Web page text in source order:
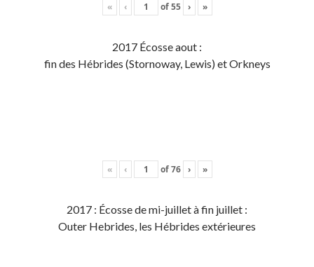
« ‹ of55 › »
2017 Écosse aout :
fin des Hébrides (Stornoway, Lewis) et Orkneys
« ‹ of76 › »
2017 : Écosse de mi-juillet à fin juillet :
Outer Hebrides, les Hébrides extérieures